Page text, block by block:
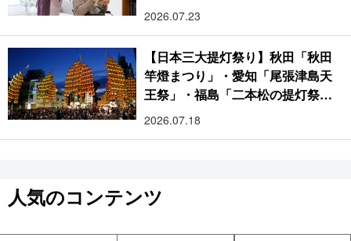
2026.07.23
【日本三大提灯祭り】秋田「秋田
竿燈まつり」・愛知「尾張津島天
王祭」・福島「二本松の提灯祭
り」:おびただしい灯火が夜空を照
2026.07.18
人気のコンテンツ